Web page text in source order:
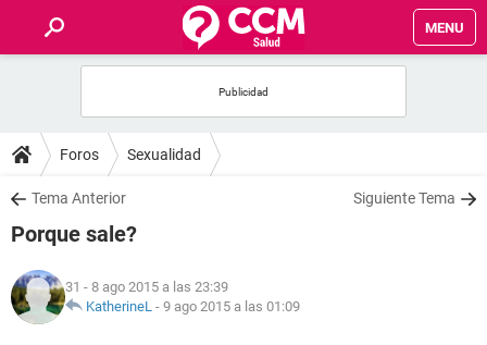
MENU
FOROS
SALUD
FAMILIA
NUTRICIÓN
Foros Sexualidad
Tema Anterior Siguiente Tema
Porque sale?
31 - 8 ago 2015 a las 23:39
KatherineL - 9 ago 2015 a las 01:09